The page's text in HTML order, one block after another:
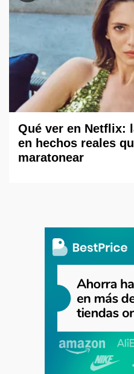
Qué ver en Netflix:
en hechos reales
maratonear